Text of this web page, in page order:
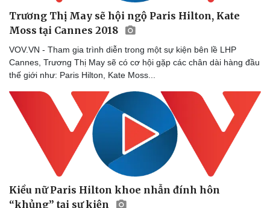
Trương Thị May sẽ hội ngộ Paris Hilton, Kate
Moss tại Cannes 2018
VOV.VN - Tham gia trình diễn trong một sự kiện bên lề LHP
Cannes, Trương Thị May sẽ có cơ hội gặp các chân dài hàng đầu
thế giới như: Paris Hilton, Kate Moss...
Kiều nữ Paris Hilton khoe nhẫn đính hôn
“khủng” tại sự kiện